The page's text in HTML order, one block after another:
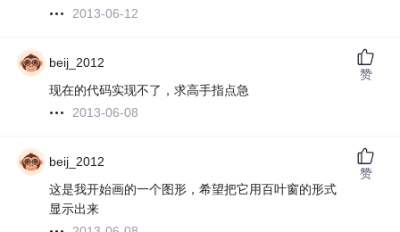
2013-06-12
beij_2012
现在的代码实现不了，求高手指点急
2013-06-08
赞
beij_2012
这是我开始画的一个图形，希望把它用百叶窗的形式
显示出来
赞